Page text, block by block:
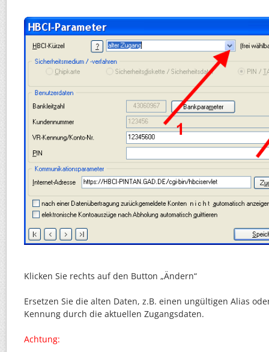
Klicken Sie rechts auf den Button „Ändern“
Ersetzen Sie die alten Daten, z.B. einen ungültigen Alias
Kennung durch die aktuellen Zugangsdaten.
Achtung: